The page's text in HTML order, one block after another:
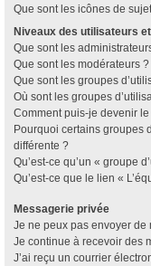
Que sont les icônes de
Niveaux des utilisateurs
Que sont les
Que sont les modérateurs ?
Que sont les groupes
Où sont les groupes
Comment puis-je devenir
Pourquoi certains groupes
différente ?
Qu’est-ce qu’un « groupe
Qu’est-ce que le lien «
Messagerie privée
Je ne peux pas envoyer de
Je continue à recevoir des
J’ai reçu un courrier